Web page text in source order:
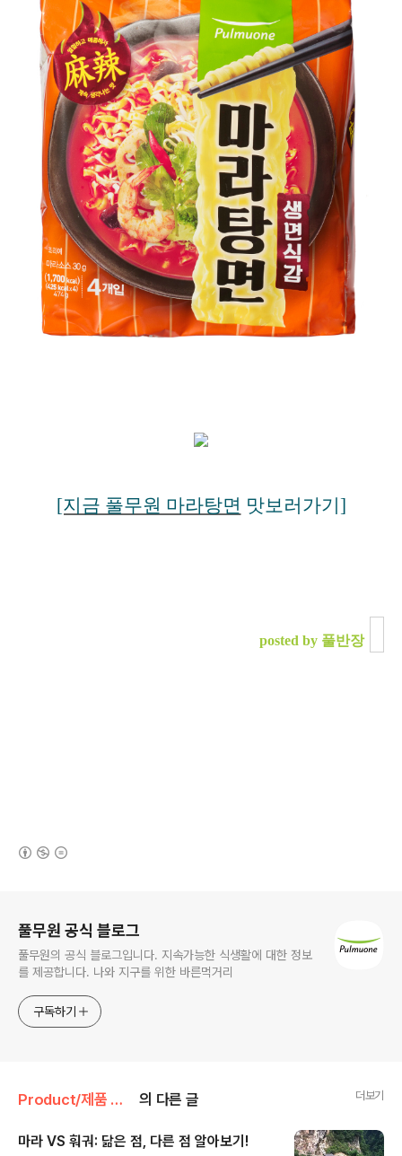
[지금 풀무원 마라탕면 맛보러가기]
posted by 풀반장
풀무원 공식 블로그
풀무원의 공식 블로그입니다. 지속가능한 식생활에 대한 정보
를 제공합니다. 나와 지구를 위한 바른먹거리
구독하기
Product/제품 메이킹 스토리 의 다른 글 더보기
마라 VS 훠궈: 닮은 점, 다른 점 알아보기!